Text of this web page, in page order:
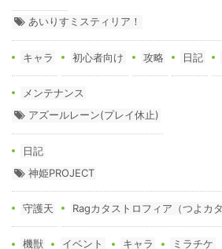
あいりすミスティリア！
キャラ 初心者向け 攻略 日記
メンテナンス
アズールレーン(プレイ休止)
日記
神姫PROJECT
守護天 Ragカタストロフィア（つよカタ
機獣 イベント キャラ ミラチケ